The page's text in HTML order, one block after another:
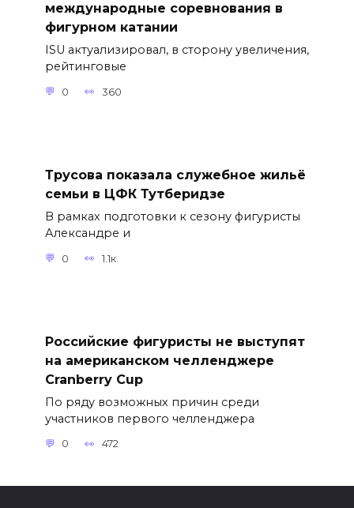
международные соревнования в
фигурном катании
ISU актуализировал, в сторону увеличения,
рейтинговые
0 360
Трусова показала служебное жильё
семьи в ЦФК Тутберидзе
В рамках подготовки к сезону фигуристы
Александре и
0 1.1к.
Российские фигуристы не выступят
на американском челленджере
Cranberry Cup
По ряду возможных причин среди
участников первого челленджера
0 472